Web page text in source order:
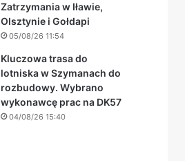
Zatrzymania w Iławie,
Olsztynie i Gołdapi
05/08/26 11:54
Kluczowa trasa do
lotniska w Szymanach do
rozbudowy. Wybrano
wykonawcę prac na DK57
04/08/26 15:40